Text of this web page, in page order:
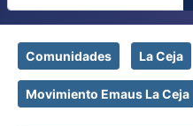
Type 2 or more characters
Comunidades La Ceja
Movimiento Emaus La Ceja